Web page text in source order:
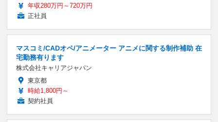
年収280万円～720万円
正社員
マスコミ/CADオペ/アニメーター アニメに関する制作補助 在
宅勤務有ります
株式会社キャリアジャパン
東京都
時給1,800円～
契約社員